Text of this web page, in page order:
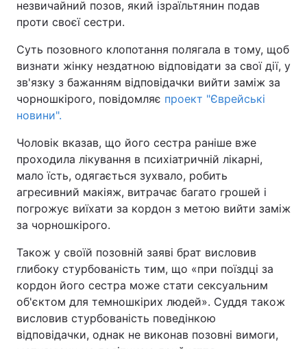
Дніпро Харків
Одеса
Спорт Наука
Техно і зв'язок Лайт
Зброя Інциденти
Здоров'я Туризм
Цікавинки Погода
Відео з Youtube Статті
незвичайний позов, який ізраїльтянин подав
проти своєї сестри.
Суть позовного клопотання полягала в тому, щоб
визнати жінку нездатною відповідати за свої дії, у
зв'язку з бажанням відповідачки вийти заміж за
чорношкірого, повідомляє проект "Єврейські
новини".
Чоловік вказав, що його сестра раніше вже
проходила лікування в психіатричній лікарні,
мало їсть, одягається зухвало, робить
агресивний макіяж, витрачає багато грошей і
погрожує виїхати за кордон з метою вийти заміж
за чорношкірого.
Також у своїй позовній заяві брат висловив
глибоку стурбованість тим, що «при поїздці за
кордон його сестра може стати сексуальним
об'єктом для темношкірих людей». Суддя також
висловив стурбованість поведінкою
відповідачки, однак не виконав позовні вимоги,